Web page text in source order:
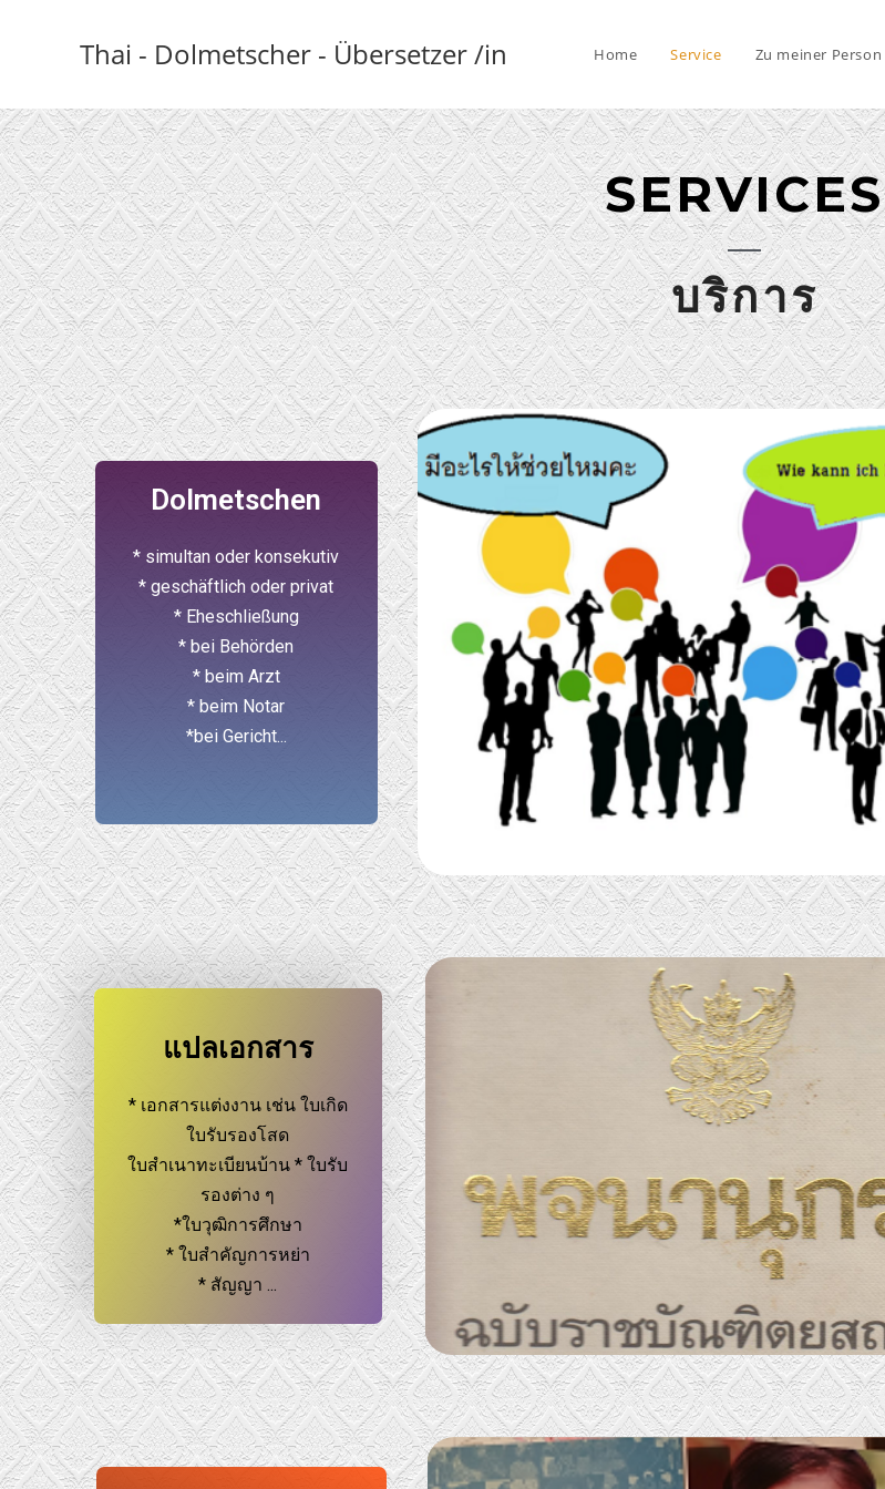
Thai - Dolmetscher - Übersetzer /in Home Service Zu meiner Person
SERVICES
บริการ
Dolmetschen
* simultan oder konsekutiv
* geschäftlich oder privat
* Eheschließung
* bei Behörden
* beim Arzt
* beim Notar
*bei Gericht...
แปลเอกสาร
* เอกสารแต่งงาน เช่น ใบเกิด
ใบรับรองโสด
ใบสำเนาทะเบียนบ้าน * ใบรับ
รองต่าง ๆ
*ใบวุฒิการศึกษา
* ใบสำคัญการหย่า
* สัญญา ...